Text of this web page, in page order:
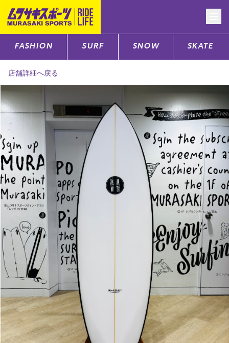
CATEGORY
サーフTOP
スノーTOP
スケートTOP
CONTENTS
ブランド一覧
特集一覧
スタッフスナップ
SUPPORT
ご利用ガイド
会員ランク
店頭受取サービス
ギフトラッピング
アフターサポート
下取り保証について
よくある質問
店舗一覧
お問い合わせ
ニュース
FASHION SURF SNOW SKATE
店舗詳細へ戻る